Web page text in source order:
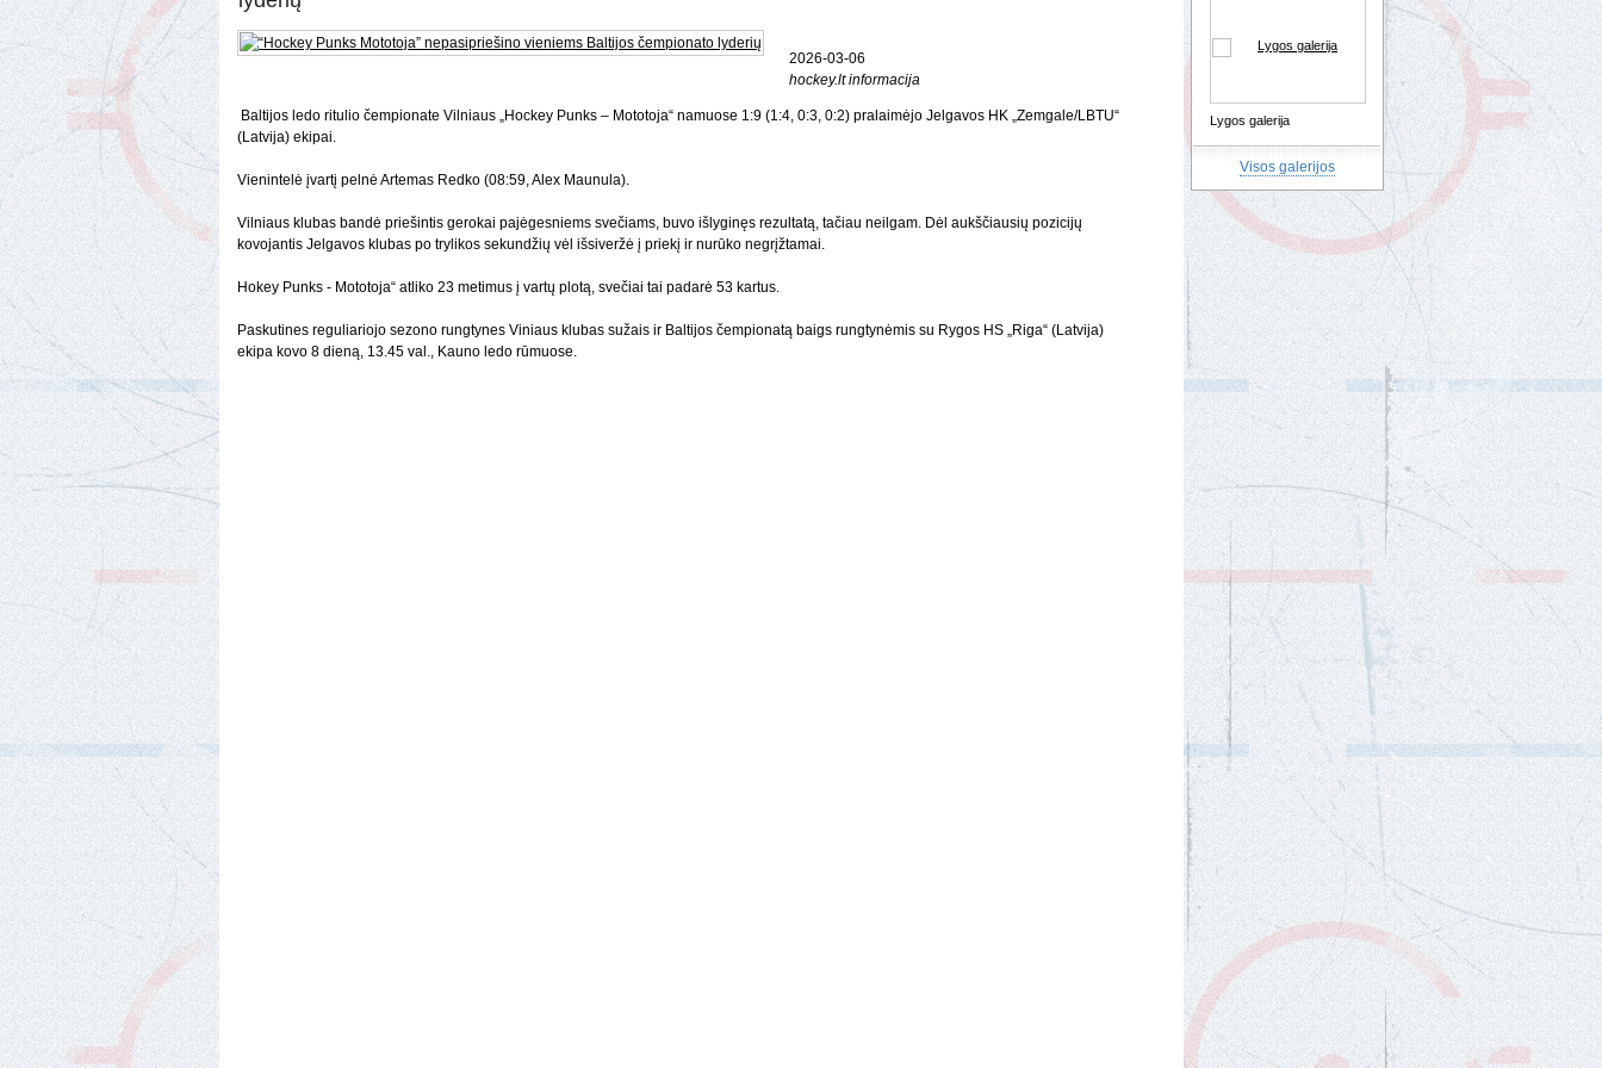
2026-03-06
hockey.lt informacija
Baltijos ledo ritulio čempionate Vilniaus „Hockey Punks – Mototoja“ namuose 1:9 (1:4, 0:3, 0:2) pralaimėjo Jelgavos HK „Zemgale/LBTU“
(Latvija) ekipai.
Vienintelė įvartį pelnė Artemas Redko (08:59, Alex Maunula).
Vilniaus klubas bandė priešintis gerokai pajėgesniems svečiams, buvo išlyginęs rezultatą, tačiau neilgam. Dėl aukščiausių pozicijų
kovojantis Jelgavos klubas po trylikos sekundžių vėl išsiveržė į priekį ir nurūko negrįžtamai.
Hokey Punks - Mototoja“ atliko 23 metimus į vartų plotą, svečiai tai padarė 53 kartus.
Paskutines reguliariojo sezono rungtynes Viniaus klubas sužais ir Baltijos čempionatą baigs rungtynėmis su Rygos HS „Riga“ (Latvija)
ekipa kovo 8 dieną, 13.45 val., Kauno ledo rūmuose.
Lygos galerija
Visos galerijos